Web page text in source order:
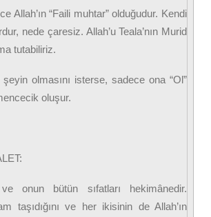
Allah’ın “Faili muhtar” olduğudur. Kendi
nede çaresiz. Allah’u Teala’nın Murid
tutabiliriz.
olmasını isterse, sadece ona “Ol”
oluşur.
onun bütün sıfatları hekimânedir.
taşıdığını ve her ikisinin de Allah’ın